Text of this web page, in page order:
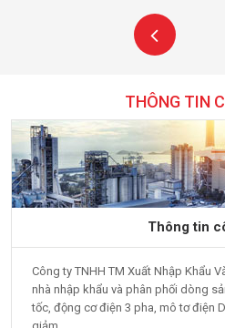
THÔNG TIN
Thông tin
Công ty TNHH TM Xuất Nhập Khẩu
nhà nhập khẩu và phân phối dòng
tốc, động cơ điện 3 pha, mô tơ điện